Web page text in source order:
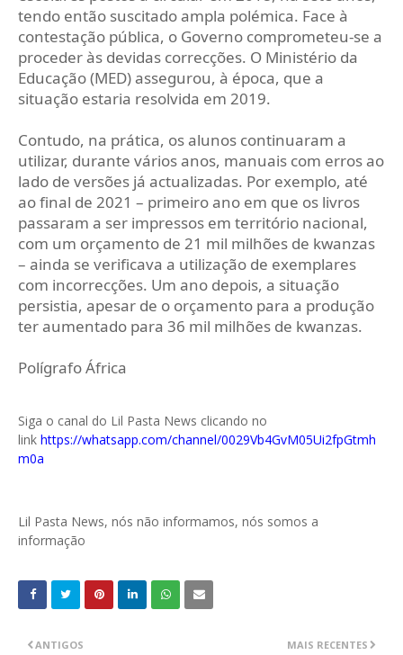
tendo então suscitado ampla polémica. Face à
contestação pública, o Governo comprometeu-se a
proceder às devidas correcções. O Ministério da
Educação (MED) assegurou, à época, que a
situação estaria resolvida em 2019.
Contudo, na prática, os alunos continuaram a
utilizar, durante vários anos, manuais com erros ao
lado de versões já actualizadas. Por exemplo, até
ao final de 2021 – primeiro ano em que os livros
passaram a ser impressos em território nacional,
com um orçamento de 21 mil milhões de kwanzas
– ainda se verificava a utilização de exemplares
com incorrecções. Um ano depois, a situação
persistia, apesar de o orçamento para a produção
ter aumentado para 36 mil milhões de kwanzas.
Polígrafo África
Siga o canal do Lil Pasta News clicando no
link https://whatsapp.com/channel/0029Vb4GvM05Ui2fpGtmh
m0a
Lil Pasta News, nós não informamos, nós somos a
informação
MAIS RECENTES
ANTIGOS